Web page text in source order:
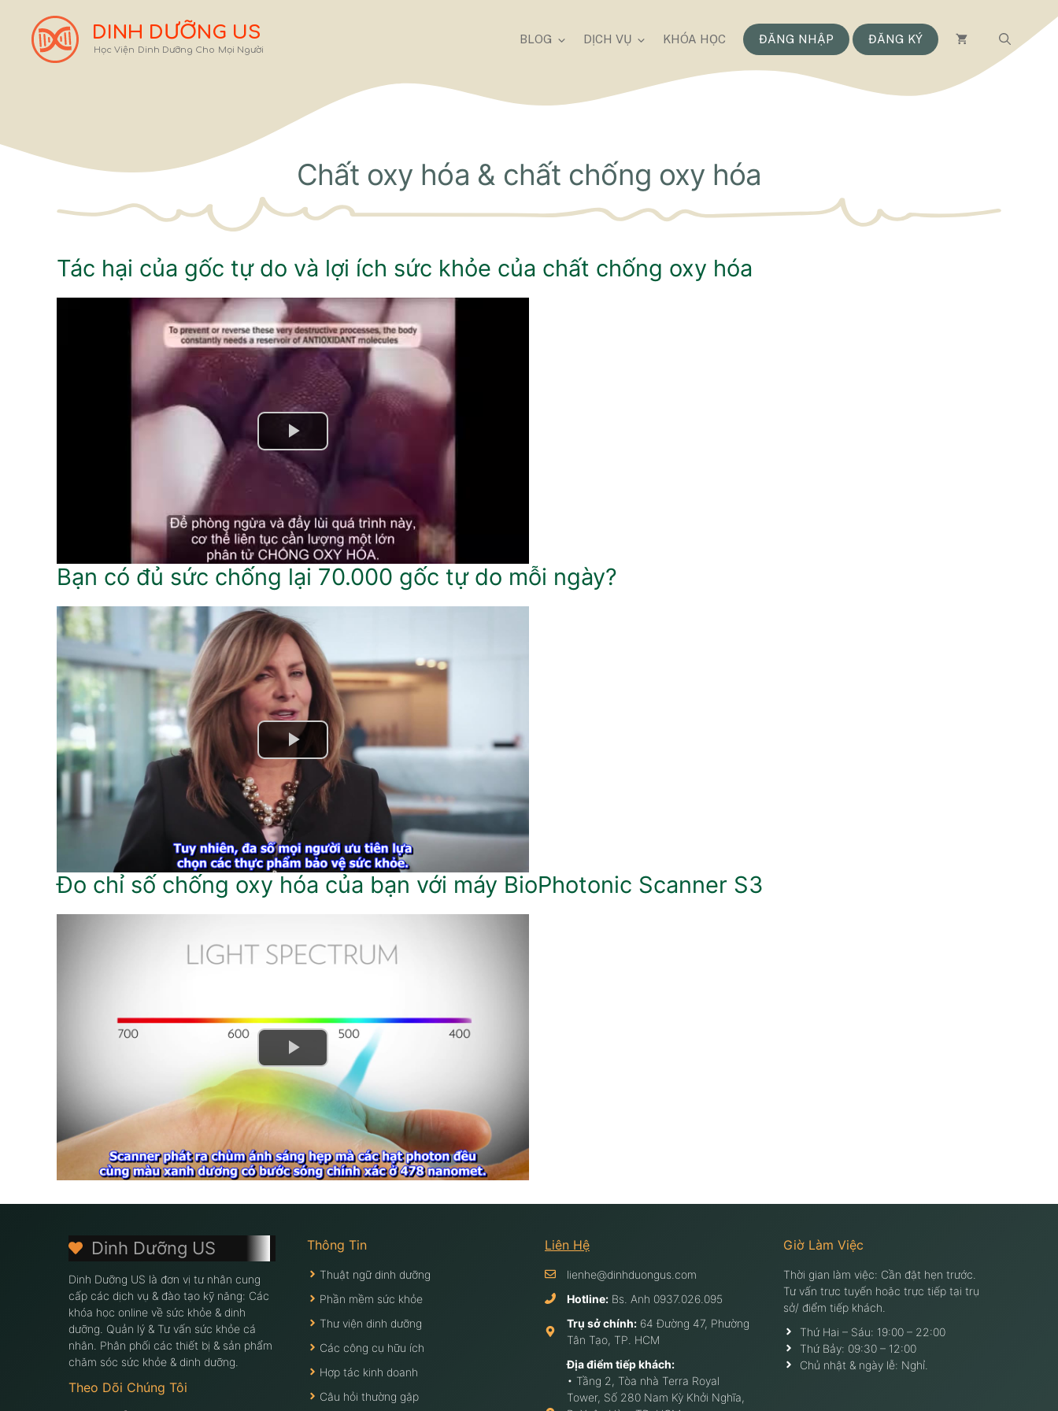
DINH DƯỠNG US
Học Viện Dinh Dưỡng Cho Mọi Người
BLOG DỊCH VỤ KHÓA HỌC ĐĂNG NHẬP ĐĂNG KÝ
Chất oxy hóa & chất chống oxy hóa
Tác hại của gốc tự do và lợi ích sức khỏe của chất chống oxy hóa
Bạn có đủ sức chống lại 70.000 gốc tự do mỗi ngày?
Đo chỉ số chống oxy hóa của bạn với máy BioPhotonic Scanner S3
Dinh Dưỡng US
Dinh Dưỡng US là đơn vị tư nhân cung
cấp các dịch vụ & đào tạo kỹ năng: Các
khóa học online về sức khỏe & dinh
dưỡng. Quản lý & Tư vấn sức khỏe cá
nhân. Phân phối các thiết bị & sản phẩm
chăm sóc sức khỏe & dinh dưỡng.
Theo Dõi Chúng Tôi
Thông Tin
Thuật ngữ dinh dưỡng
Phần mềm sức khỏe
Thư viện dinh dưỡng
Các công cụ hữu ích
Hợp tác kinh doanh
Câu hỏi thường gặp
Liên Hệ
lienhe@dinhduongus.com
Hotline: Bs. Anh 0937.026.095
Trụ sở chính: 64 Đường 47, Phường
Tân Tạo, TP. HCM
Địa điểm tiếp khách:
• Tầng 2, Tòa nhà Terra Royal
Tower, Số 280 Nam Kỳ Khởi Nghĩa,
Giờ Làm Việc
Thời gian làm việc: Cần đặt hẹn trước.
Tư vấn trực tuyến hoặc trực tiếp tại trụ
sở/ điểm tiếp khách.
Thứ Hai – Sáu: 19:00 – 22:00
Thứ Bảy: 09:30 – 12:00
Chủ nhật & ngày lễ: Nghỉ.